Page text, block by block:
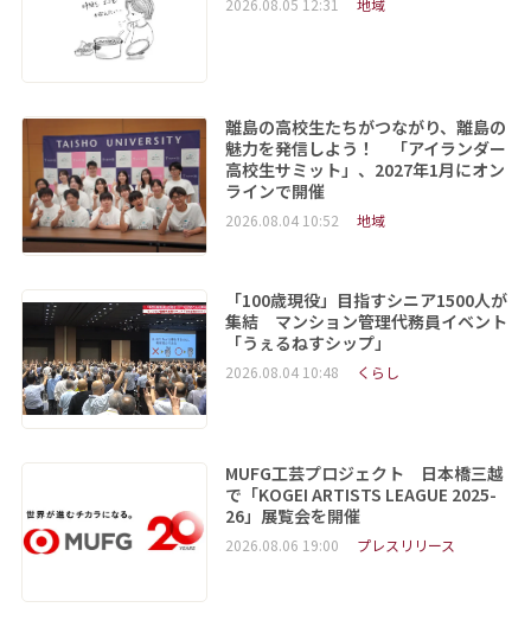
離島の高校生たちがつながり、離島の
魅力を発信しよう！ 「アイランダー
高校生サミット」、2027年1月にオン
ラインで開催
2026.08.04 10:52 地域
「100歳現役」目指すシニア1500人が
集結 マンション管理代務員イベント
「うぇるねすシップ」
2026.08.04 10:48 くらし
MUFG工芸プロジェクト 日本橋三越
で「KOGEI ARTISTS LEAGUE 2025-
26」展覧会を開催
2026.08.06 19:00 プレスリリース